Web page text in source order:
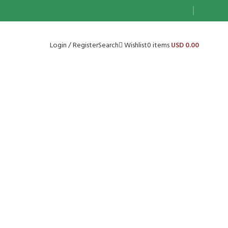
Login / RegisterSearch Wishlist0itemsUSD0.00